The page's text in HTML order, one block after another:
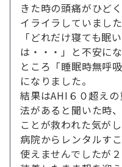
きた時の頭痛がひど
イライラしていました
「どれだけ寝ても眠
は・・・」と不安に
ところ「睡眠時無呼
になりました。
結果はAHI６０超え
法があると聞いた時
ことが救われた気がし
病院からレンタルす
使えませんでしたが